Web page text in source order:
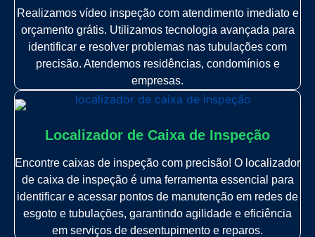
Realizamos vídeo inspeção com atendimento imediato e
orçamento grátis. Utilizamos tecnologia avançada para
identificar e resolver problemas nas tubulações com
precisão. Atendemos residências, condomínios e
empresas.
Localizador de Caixa de Inspeção
Encontre caixas de inspeção com precisão! O localizador
de caixa de inspeção é uma ferramenta essencial para
identificar e acessar pontos de manutenção em redes de
esgoto e tubulações, garantindo agilidade e eficiência
em serviços de desentupimento e reparos.